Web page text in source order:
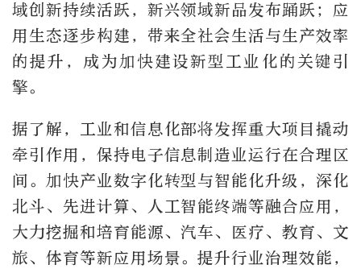
域创新持续活跃，新兴领域新品发布踊跃；应
用生态逐步构建，带来全社会生活与生产效率
的提升，成为加快建设新型工业化的关键引
擎。
据了解，工业和信息化部将发挥重大项目撬动
牵引作用，保持电子信息制造业运行在合理区
间。加快产业数字化转型与智能化升级，深化
北斗、先进计算、人工智能终端等融合应用，
大力挖掘和培育能源、汽车、医疗、教育、文
旅、体育等新应用场景。提升行业治理效能，